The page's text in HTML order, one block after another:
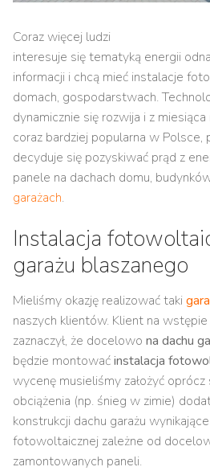
Coraz więcej ludzi
interesuje się tematyką energii
informacji i chcą mieć instalacje
domach, gospodarstwach.
dynamicznie się rozwija i z
coraz bardziej popularna w Polsce,
decyduje się pozyskiwać prąd z
panele na dachach domu,
garażach.
Instalacja
garażu blaszanego
Mieliśmy okazję realizować taki
naszych klientów. Klient na
zaznaczył, że docelowo na dachu
będzie montowaćinstalacja
wycenę musieliśmy założyć
obciążenia (np. śnieg w zimie)
konstrukcji dachu garażu
fotowoltaicznej zależne od
zamontowanych paneli.